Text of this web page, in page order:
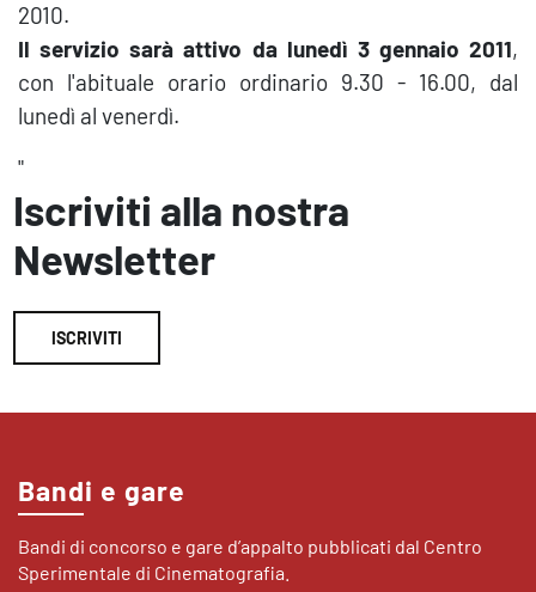
2010.
Il servizio sarà attivo da lunedì 3 gennaio 2011,
con l'abituale orario ordinario 9.30 - 16.00, dal
lunedì al venerdì.
"
Iscriviti alla nostra
Newsletter
ISCRIVITI
Bandi e gare
Bandi di concorso e gare d’appalto pubblicati dal Centro
Sperimentale di Cinematografia.